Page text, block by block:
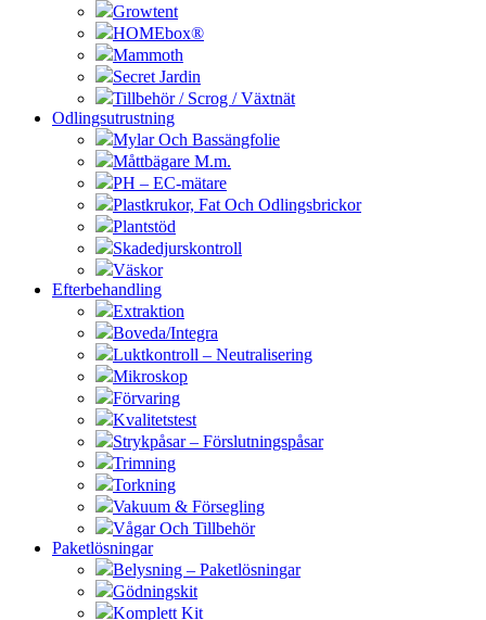
Growtent
HOMEbox®
Mammoth
Secret Jardin
Tillbehör / Scrog / Växtnät
Odlingsutrustning
Mylar Och Bassängfolie
Måttbägare M.m.
PH – EC-mätare
Plastkrukor, Fat Och Odlingsbrickor
Plantstöd
Skadedjurskontroll
Väskor
Efterbehandling
Extraktion
Boveda/Integra
Luktkontroll – Neutralisering
Mikroskop
Förvaring
Kvalitetstest
Strykpåsar – Förslutningspåsar
Trimning
Torkning
Vakuum & Försegling
Vågar Och Tillbehör
Paketlösningar
Belysning – Paketlösningar
Gödningskit
Komplett Kit